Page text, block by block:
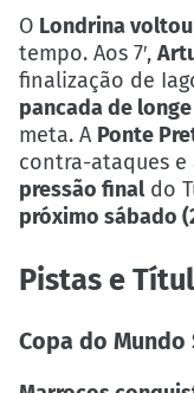
O Londrina
tempo. Aos 7′,
finalização de
pancada de longe
meta. A Ponte
contra-ataques e
pressão finaldo
próximo sábado
Pistas e
Copa do